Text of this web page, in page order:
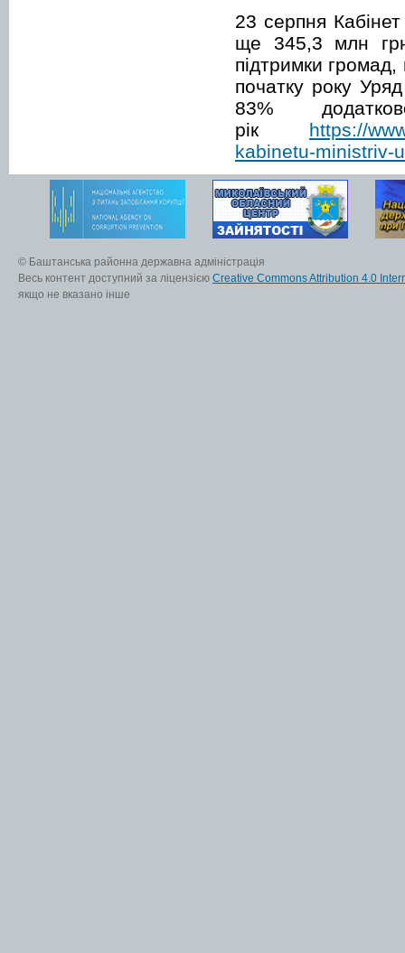
23 серпня Кабінет
ще 345,3 млн грн
підтримки
початку року
83%
рік https://
kabinetu-ministriv-
© Баштанська районна державна адміністрація
Весь контент доступний за ліцензією Creative Commons Attribution 4.0
якщо не вказано інше